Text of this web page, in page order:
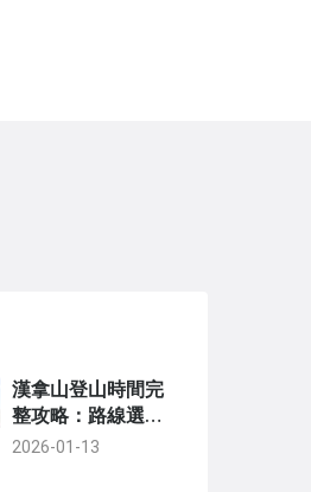
漢拿山登山時間完
整攻略：路線選
擇、季節影響與體
2026-01-13